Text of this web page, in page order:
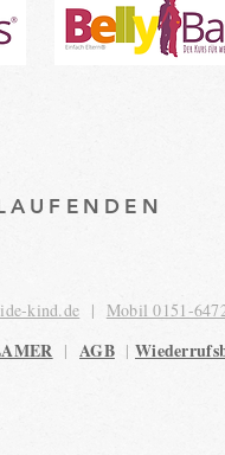
kind.de | Mobil 0151-
|AGB |